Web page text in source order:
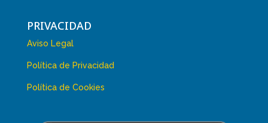
PRIVACIDAD
Aviso Legal
Política de Privacidad
Política de Cookies